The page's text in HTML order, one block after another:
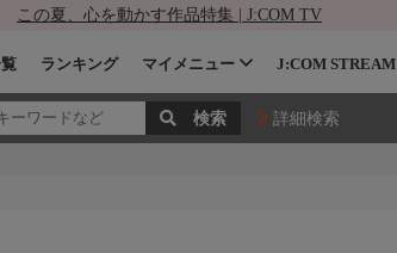
この夏、心を動かす作品特集 | J:COM TV
ランキング マイメニュー J:COM STREAM
詳細検索